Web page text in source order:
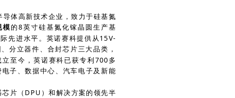
体高新技术企业，致力于硅基氮
模的8英寸硅基氮化镓晶圆生产基
先进水平。英诺赛科提供从15V-
分立器件、合封芯片三大品类，
至今，英诺赛科已获专利700多
子、数据中心、汽车电子及新能
片（DPU）和解决方案的领先半